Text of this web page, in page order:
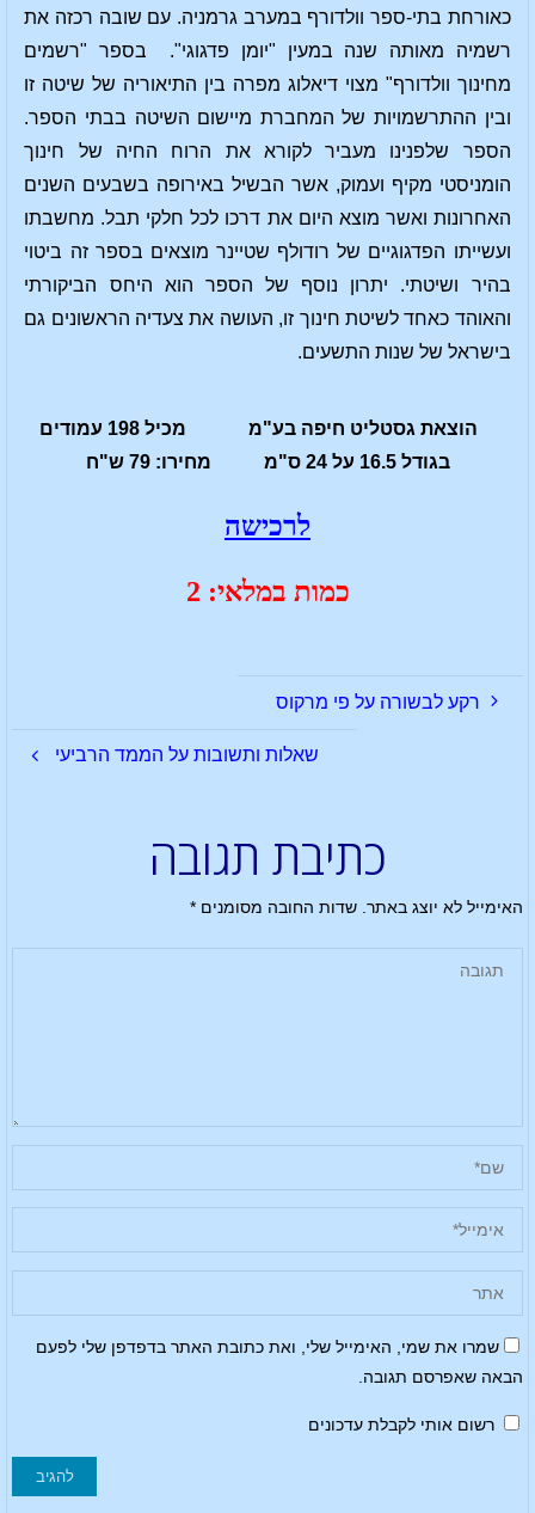
כאורחת בתי-ספר וולדורף במערב גרמניה. עם שובה רכזה את
רשמיה מאותה שנה במעין "יומן פדגוגי". בספר "רשמים
מחינוך וולדורף" מצוי דיאלוג מפרה בין התיאוריה של שיטה זו
ובין ההתרשמויות של המחברת מיישום השיטה בבתי הספר.
הספר שלפנינו מעביר לקורא את הרוח החיה של חינוך
הומניסטי מקיף ועמוק, אשר הבשיל באירופה בשבעים השנים
האחרונות ואשר מוצא היום את דרכו לכל חלקי תבל. מחשבתו
ועשייתו הפדגוגיים של רודולף שטיינר מוצאים בספר זה ביטוי
בהיר ושיטתי. יתרון נוסף של הספר הוא היחס הביקורתי
והאוהד כאחד לשיטת חינוך זו, העושה את צעדיה הראשונים גם
בישראל של שנות התשעים.
הוצאת גסטליט חיפה בע"מ מכיל 198 עמודים
בגודל 16.5 על 24 ס"מ מחירו: 79 ש"ח
לרכישה
כמות במלאי: 2
רקע לבשורה על פי מרקוס
שאלות ותשובות על הממד הרביעי
כתיבת תגובה
האימייל לא יוצג באתר. שדות החובה מסומנים*
שמרו את שמי, האימייל שלי, ואת כתובת האתר בדפדפן שלי לפעם
הבאה שאפרסם תגובה.
רשום אותי לקבלת עדכונים